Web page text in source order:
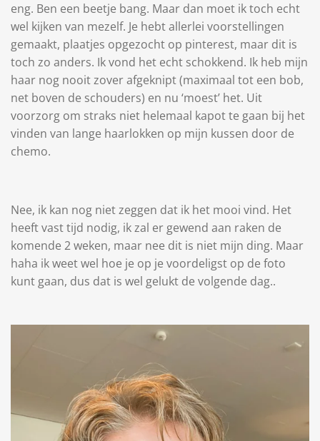
eng. Ben een beetje bang. Maar dan moet ik toch echt
wel kijken van mezelf. Je hebt allerlei voorstellingen
gemaakt, plaatjes opgezocht op pinterest, maar dit is
toch zo anders. Ik vond het echt schokkend. Ik heb mijn
haar nog nooit zover afgeknipt (maximaal tot een bob,
net boven de schouders) en nu ‘moest’ het. Uit
voorzorg om straks niet helemaal kapot te gaan bij het
vinden van lange haarlokken op mijn kussen door de
chemo.
Nee, ik kan nog niet zeggen dat ik het mooi vind. Het
heeft vast tijd nodig, ik zal er gewend aan raken de
komende 2 weken, maar nee dit is niet mijn ding. Maar
haha ik weet wel hoe je op je voordeligst op de foto
kunt gaan, dus dat is wel gelukt de volgende dag..